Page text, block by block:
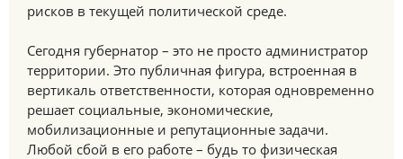
рисков в текущей политической среде.
Сегодня губернатор – это не просто администратор
территории. Это публичная фигура, встроенная в
вертикаль ответственности, которая одновременно
решает социальные, экономические,
мобилизационные и репутационные задачи.
Любой сбой в его работе – будь то физическая